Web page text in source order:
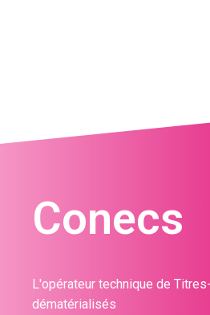
Conecs
L'opérateur technique de
dématérialisés